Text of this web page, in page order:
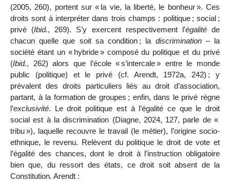
(2005, 260), portent sur « la vie, la liberté, le bonheur». Ces
droits sont à interpréter dans trois champs : politique; social ;
privé (Ibid., 269). S’y exercent respectivement l’égalitéde
chacun quelle que soit sa condition ; la discrimination –la
société étant un «hybride» composé du politique et du privé
(Ibid., 262) alors que l’école «s’intercale» entre le monde
public (politique) et le privé (cf. Arendt, 1972a, 242) ; y
prévalent des droits particuliers liés au droit d’association,
partant, à la formation de groupes ; enfin, dans le privé règne
l’exclusivité. Le droit politique est à l’égalité ce que le droit
social est à la discrimination (Diagne, 2024, 127, parle de «
tribu»), laquelle recouvre le travail (le métier), l’origine socio-
ethnique, le revenu. Relèvent du politique le droit de vote et
l’égalité des chances, dont le droit à l’instruction obligatoire
bien que, du ressort des états, ce droit soit absent de la
Constitution. Arendt :